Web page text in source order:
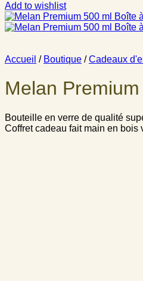
Add to wishlist
Accueil / Boutique / Cadeaux
Melan
Bouteille en verre de qualité
Coffret cadeau fait main en bois